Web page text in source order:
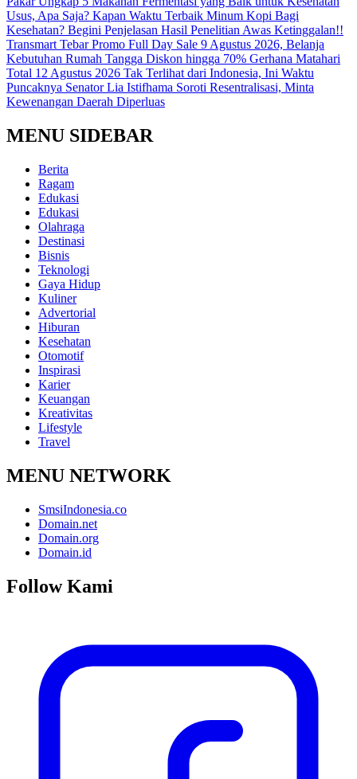
Usus, Apa Saja? Kapan Waktu Terbaik Minum Kopi Bagi
Kesehatan? Begini Penjelasan Hasil Penelitian Awas Ketinggalan!!
Transmart Tebar Promo Full Day Sale 9 Agustus 2026, Belanja
Kebutuhan Rumah Tangga Diskon hingga 70% Gerhana Matahari
Total 12 Agustus 2026 Tak Terlihat dari Indonesia, Ini Waktu
Puncaknya Senator Lia Istifhama Soroti Resentralisasi, Minta
Kewenangan Daerah Diperluas
MENU SIDEBAR
Berita
Ragam
Edukasi
Edukasi
Olahraga
Destinasi
Bisnis
Teknologi
Gaya Hidup
Kuliner
Advertorial
Hiburan
Kesehatan
Otomotif
Inspirasi
Karier
Keuangan
Kreativitas
Lifestyle
Travel
MENU NETWORK
SmsiIndonesia.co
Domain.net
Domain.org
Domain.id
Follow Kami